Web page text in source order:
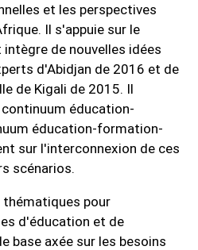
et les perspectives
Il s'appuie sur le
de nouvelles idées
d'Abidjan de 2016 et de
de Kigali de 2015. Il
éducation-
éducation-formation-
sur l'interconnexion de ces
scénarios.
thématiques pour
d'éducation et de
base axée sur les besoins